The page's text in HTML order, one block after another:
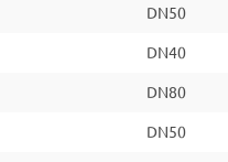
DN50
DN40
DN80
DN50